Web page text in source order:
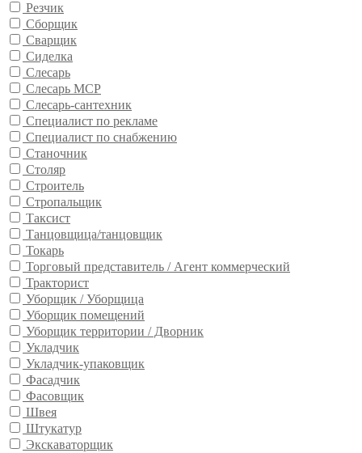
Резчик
Сборщик
Сварщик
Сиделка
Слесарь
Слесарь МСР
Слесарь-сантехник
Специалист по рекламе
Специалист по снабжению
Станочник
Столяр
Строитель
Стропальщик
Таксист
Танцовщица/танцовщик
Токарь
Торговый представитель / Агент коммерческий
Тракторист
Уборщик / Уборщица
Уборщик помещений
Уборщик территории / Дворник
Укладчик
Укладчик-упаковщик
Фасадчик
Фасовщик
Швея
Штукатур
Экскаваторщик